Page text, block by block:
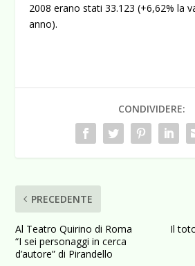
2008 erano stati 33.123 (+6,62% la
anno).
CONDIVIDERE:
PRECEDENTE
Al Teatro Quirino di Roma
“I sei personaggi in cerca
d’autore” di Pirandello
Il